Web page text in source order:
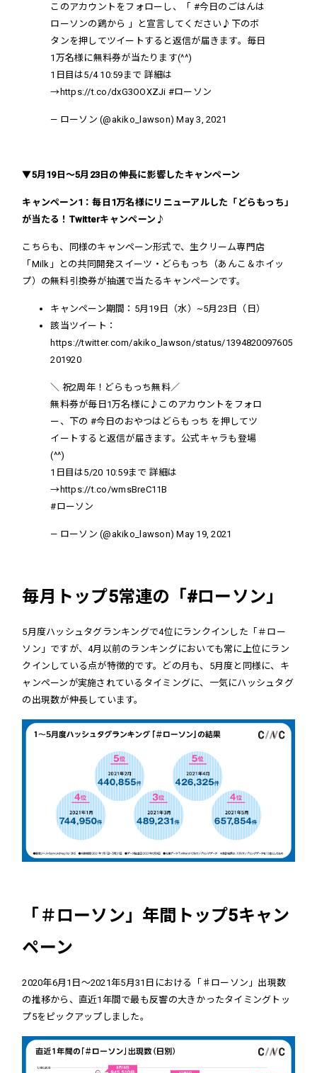
このアカウントをフォローし、「 #今日のごはんは
ローソンの鶏から
」と宣言してください♪下のボ
タンを押してツイートすると返信が届きます。毎日
1万名様に無料券が当たります(^^)
1日目は5/4 10:59まで 詳細は
→https://t.co/dxG3OOXZJi #ローソン
— ローソン (@akiko_lawson)May 3, 2021
▼5月19日～5月23日の伸長に影響したキャンペーン
キャンペーン1：毎日1万名様にリニューアルした「どらもっち」
が当たる！Twitterキャンペーン♪
こちらも、同様のキャンペーン形式で、生クリーム専門店
「Milk」との共同開発スイーツ・どらもっち（あんこ＆ホイッ
プ）の無料引換券が抽選で当たるキャンペーンです。
キャンペーン期間： 5月19日（水）~5月23日（日）
該当ツイート：
https://twitter.com/akiko_lawson/status/1394820097605
201920
＼ 祝2周年！どらもっち無料／
無料券が毎日1万名様に♪このアカウントをフォロ
ー、下の #今日のおやつはどらもっち を押してツ
イートすると返信が届きます。公式キャラも登場
(^^)
1日目は5/20 10:59まで 詳細は
→https://t.co/wmsBreC11B
#ローソン
— ローソン (@akiko_lawson)May 19, 2021
毎月トップ5常連の「#ローソン」
5月度ハッシュタグランキングで4位にランクインした「＃ロー
ソン」ですが、4月以前のランキングにおいても常に上位にラン
クインしている点が特徴的です。どの月も、5月度と同様に、キ
ャンペーンが実施されているタイミングに、一気にハッシュタグ
の出現数が伸長しています。
「＃ローソン」年間トップ5キャン
ペーン
2020年6月1日～2021年5月31日における「♯ローソン」出現数
の推移から、直近1年間で最も反響の大きかったタイミングトッ
プ5をピックアップしました。